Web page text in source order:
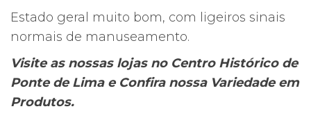
Madeira
Estado geral muito bom, com ligeiros sinais
normais de manuseamento.
Visite as nossas lojas no Centro Histórico de
Ponte de Lima e Confira nossa Variedade em
Produtos.